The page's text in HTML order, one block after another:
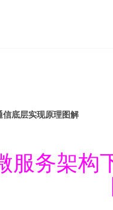
底层实现原理图解
服务架构